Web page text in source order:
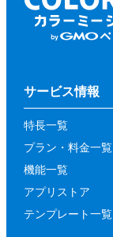
サービス情報
特長一覧
プラン・料金一覧
機能一覧
アプリストア
テンプレート一覧